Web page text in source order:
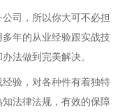
司，所以你大可不必担
年的从业经验跟实战技
法做到完美解决。
验，对各种件有着独特
法律法规，有效的保障